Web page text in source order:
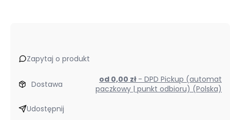
Zapytaj o produkt
Dostawa od 0,00 zł - DPD Pickup (automat
paczkowy | punkt odbioru) (Polska)
Udostępnij